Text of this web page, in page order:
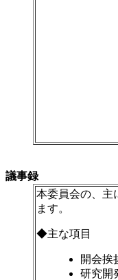
議事録
本委員会の、主
ます。
◆主な項目
開会挨
研究開